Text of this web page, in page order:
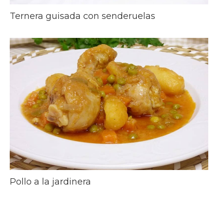
Ternera guisada con senderuelas
Pollo a la jardinera